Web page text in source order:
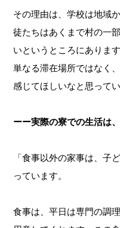
その理由は、学校は地域
徒たちはあくまで村の一
いというところにありま
単なる滞在場所ではなく
感じてほしいなと思ってい
ーー実際の寮での生活は
「食事以外の家事は、子
っています。
食事は、平日は専門の調